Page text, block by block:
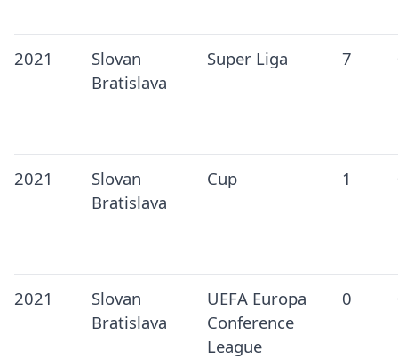
2021
Slovan
Bratislava
Super Liga 7
2021
Slovan
Bratislava
Cup 1
2021
Slovan
Bratislava
UEFA Europa
Conference
League
0